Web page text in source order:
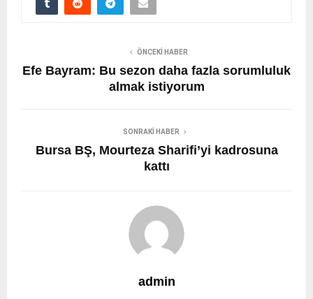
ÖNCEKI HABER
Efe Bayram: Bu sezon daha fazla sorumluluk
almak istiyorum
SONRAKI HABER
Bursa BŞ, Mourteza Sharifi’yi kadrosuna
kattı
admin